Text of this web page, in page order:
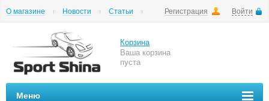
Регистрация Войти
О магазине Новости
Статьи
Корзина
Ваша корзина
пуста
Меню